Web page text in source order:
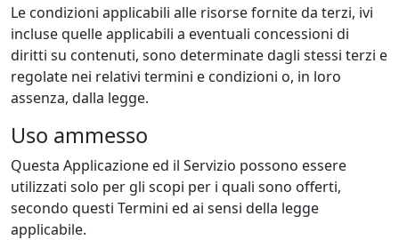
Le condizioni applicabili alle risorse fornite da terzi, ivi
incluse quelle applicabili a eventuali concessioni di
diritti su contenuti, sono determinate dagli stessi terzi e
regolate nei relativi termini e condizioni o, in loro
assenza, dalla legge.
Uso ammesso
Questa Applicazione ed il Servizio possono essere
utilizzati solo per gli scopi per i quali sono offerti,
secondo questi Termini ed ai sensi della legge
applicabile.